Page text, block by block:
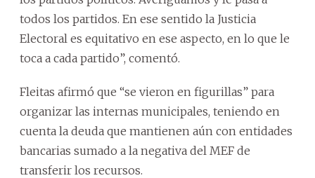
todos los partidos. En ese sentido la Justicia
Electoral es equitativo en ese aspecto, en lo que le
toca a cada partido”, comentó.
Fleitas afirmó que “se vieron en figurillas” para
organizar las internas municipales, teniendo en
cuenta la deuda que mantienen aún con entidades
bancarias sumado a la negativa del MEF de
transferir los recursos.